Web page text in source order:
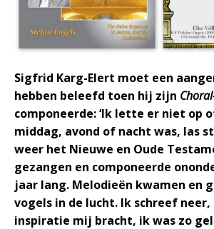
Sigfrid Karg-Elert moet een
hebben beleefd toen hij zijn
componeerde: ‘Ik lette er niet op
middag, avond of nacht was, las
weer het Nieuwe en Oude
gezangen en componeerde
jaar lang. Melodieën kwamen en
vogels in de lucht. Ik schreef
inspiratie mij bracht, ik was zo